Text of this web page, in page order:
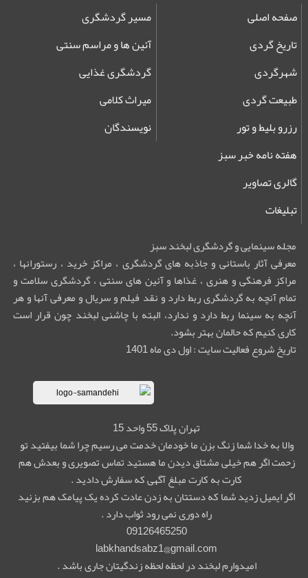
صفحه اصلی
تاریخ گردی
شهرگردی
طبیعت گردی
مسیر گردشگری
آئین ها و مراسم سنتی
گردشگری غذایی
میراث کلامی
رزرو بلیط و تور
هفته نامه خبر سبز
گالری تصاویر
تبلیغات
نویسندگان
مجله سینمایی و گردشگری لبخند سبز
معرفی آثار باستانی و جاذبه های گردشگری ، مراکز خرید ، رستورانها ،
مراکز فرهنگی و هنری ، غذاها و آئین های سنتی ، گردشگری سلامت و
تمام آنچه به گردشگری ربط دارد و نقد فیلم و سریال و معرفی آنها و هر
آنچه به سینما ربط دارد و ندارد، البته با چاشنی لبخند چون قرار است
کاری کنیم که حالمان بهتر بشود.
تاریخ شروع فعالیت سایت : اول دی ماه 1401
تهران پلاک 55 واحد 15
والا به خدا شما زنگ بزن ما خودمان خدمت می رسیم چرا شما بیفتید تو
زحمت اگر هم خیلی مشتاق دیدن ما هستید تماس تصویری و بعدش هم
کارت به کارت مبلغ آگهی که سفارش دادید .
اگر ایمیل زدید شما که دستتان به زدن عادت کرده یک پیامک هم بزنید
راه دوری نمی رود ثواب دارد .
09126465250
labkhandsabz1@gmail.com
امیدوارم لبخند در لحظه لحظه زندگیتان جاری باشد .